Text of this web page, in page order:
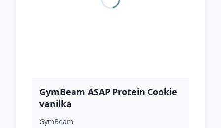
GymBeam ASAP Protein Cookie
vanilka
GymBeam